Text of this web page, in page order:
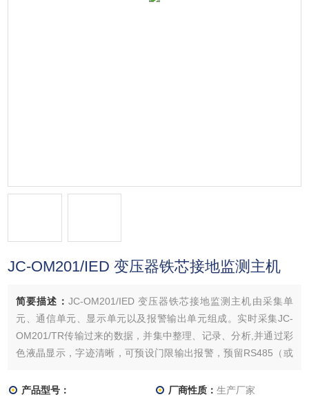
JC-OM201/IED 变压器铁芯接地监测主机
简要描述： JC-OM201/IED 变压器铁芯接地监测主机由采集单
元、通信单元、显示单元以及报警输出单元组成。实时采集JC-
OM201/TR传输过来的数据，并集中整理、记录、分析,并通过彩
色液晶显示，字迹清晰，可预设门限输出报警，预留RS485（或
产品型号：
厂商性质： 生产厂家